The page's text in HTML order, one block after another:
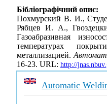
Бібліографічний опис:
Похмурский В. И.,
Рябцев И. А.,
Газоабразивная
температурах
металлизацией.
16-23. URL: http://
Automatic